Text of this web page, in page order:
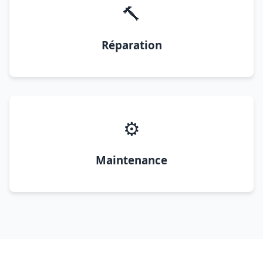
🔨
Réparation
⚙️
Maintenance